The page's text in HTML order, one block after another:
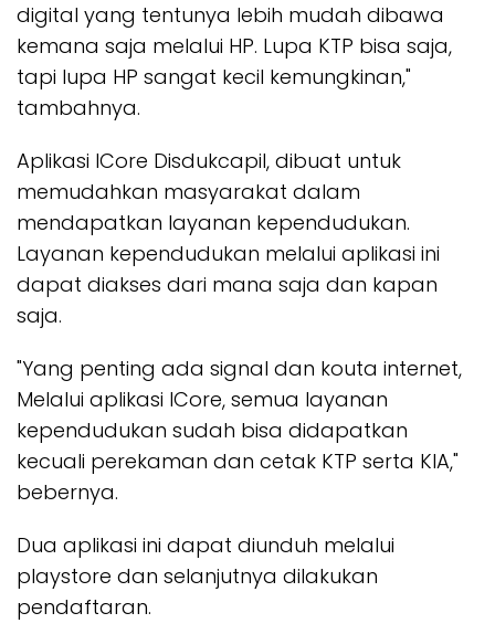
digital yang tentunya lebih mudah dibawa
kemana saja melalui HP. Lupa KTP bisa saja,
tapi lupa HP sangat kecil kemungkinan,"
tambahnya.
Aplikasi ICore Disdukcapil, dibuat untuk
memudahkan masyarakat dalam
mendapatkan layanan kependudukan.
Layanan kependudukan melalui aplikasi ini
dapat diakses dari mana saja dan kapan
saja.
"Yang penting ada signal dan kouta internet,
Melalui aplikasi ICore, semua layanan
kependudukan sudah bisa didapatkan
kecuali perekaman dan cetak KTP serta KIA,"
bebernya.
Dua aplikasi ini dapat diunduh melalui
playstore dan selanjutnya dilakukan
pendaftaran.